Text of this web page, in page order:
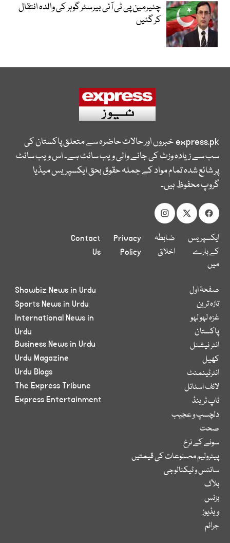
چئیرمین پی ٹی آئی بیرسٹر گوہر کی والدہ انتقال
کر گئیں
express.pkخبروں اور حالات حاضرہ سے متعلق پاکستان کی
سب سے زیادہ وزٹ کی جانے والی ویب سائٹ ہے۔ اس ویب سائٹ
پر شائع شدہ تمام مواد کے جملہ حقوق بحق ایکسپریس میڈیا
گروپ محفوظ ہیں۔
ایکسپریس
کے بارے
میں
ضابطہ
اخلاق
Privacy
Policy
Contact
Us
صفحۂ اول
تازہ ترین
غزہ لہو لہو
پاکستان
انٹر نیشنل
کھیل
انٹرٹینمنٹ
لائف اسٹائل
ٹاپ ٹرینڈ
دلچسپ و عجیب
صحت
سونے کے نرخ
پیٹرولیم مصنوعات کی قیمتیں
سائنس و ٹیکنالوجی
بلاگ
بزنس
ویڈیوز
جرائم
Showbiz News in Urdu
Sports News in Urdu
International News in
Urdu
Business News in Urdu
Urdu Magazine
Urdu Blogs
The Express Tribune
Express Entertainment